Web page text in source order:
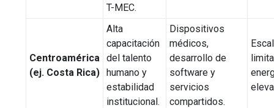
T-MEC.
Centroamérica
(ej. Costa Rica)
Alta
capacitación
del talento
humano y
estabilidad
institucional.
Dispositivos
médicos,
desarrollo de
software y
servicios
compartidos.